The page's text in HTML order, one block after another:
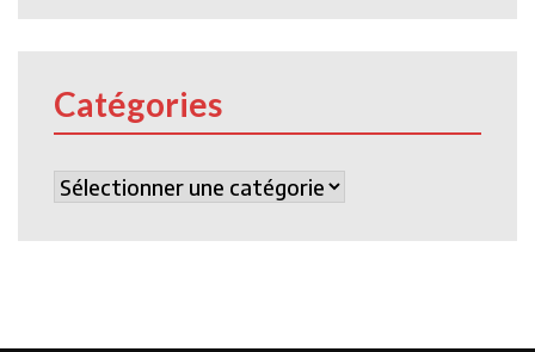
Catégories
Catégories